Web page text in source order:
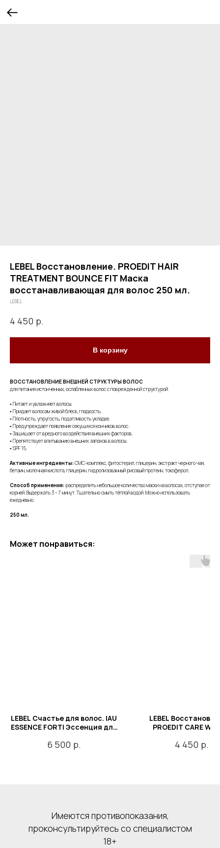
LEBEL Восстановление. PROEDIT HAIR
TREATMENT BOUNCE FIT Маска
восстанавливающая для волос 250 мл.
LEBEL
4 450 р.
В корзину
ВОССТАНОВЛЕНИЕ ВНЕШНЕЙ СТРУКТУРЫ ВОЛОС
для питания истонченных, ослабленных волос с поврежденной структурой
▪ Питает и увлажняет волосы.
▪ Придает волосам живой блеск, гладкость.
▪ Плотность, упругость, податливость укладке.
▪ Предупреждает появление секущихся кончиков волос.
▪ Защищает от вредного воздействия внешних факторов.
▪ Препятствует впитыванию внешних запахов в волосы.
▪ SPF 15.
Активные ингредиенты: СМС-комплекс, фитостерил, глицерин, экстракт черного чая,
бетаин, молочная кислота, глицерин, гидролизованный рисовый протеин, токоферол.
Способ применения: распределить небольшое количество маски на волосах, отступая от
корней. Выдержать 3 – 7 минут. Тщательно смыть тёплой водой. Можно использовать
ежедневно.
250 мл.
Может понравиться:
LEBEL Счастье для волос. IAU
ESSENCE FORTI Эссенция для
6 500 р.
LEBEL
PROEDIT CARE
увлажняющий для
4 450 р.
Имеются противопоказания,
проконсультируйтесь со специалистом
18+